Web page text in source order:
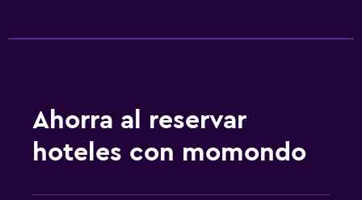
Ahorra al reservar
hoteles con momondo